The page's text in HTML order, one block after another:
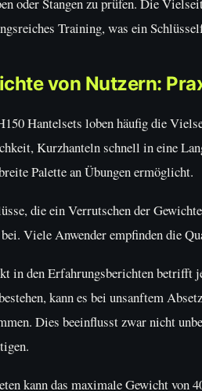
Training, was ein
von Nutzern:
Hantelsets loben häufig die
Kurzhanteln schnell in eine
Palette an Übungen ermöglicht.
die ein Verrutschen der
Viele Anwender empfinden die
in den Erfahrungsberichten betrifft
kann es bei unsanftem
Dies beeinflusst zwar nicht
kann das maximale Gewicht von